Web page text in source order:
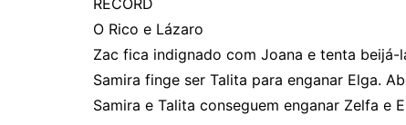
RECORD
O Rico e Lázaro
Zac fica indignado com Joana e tenta
Samira finge ser Talita para enganar Elga.
Samira e Talita conseguem enganar Zelfa e